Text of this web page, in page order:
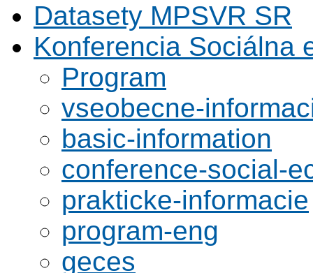
Datasety MPSVR SR
Konferencia Sociálna
Program
vseobecne-
basic-information
conference-social-
prakticke-informacie
program-eng
geces